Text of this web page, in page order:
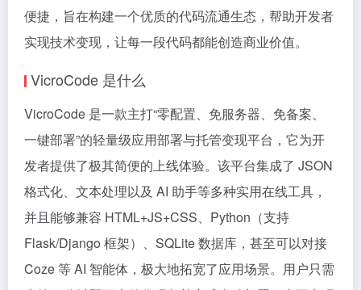
便捷，旨在构建一个优质的代码流通生态，帮助开发者
实现技术变现，让每一段代码都能创造商业价值。
VicroCode 是什么
VicroCode 是一款主打“零配置、免服务器、免备案、
一键部署”的轻量级应用部署与托管变现平台，它为开
发者提供了极其简便的上线体验。该平台集成了 JSON
格式化、文本处理以及 AI 助手等多种实用在线工具，
并且能够兼容 HTML+JS+CSS、Python（支持
Flask/Django 框架）、SQLite 数据库，甚至可以对接
Coze 等 AI 智能体，极大地拓宽了应用场景。用户只需